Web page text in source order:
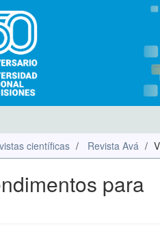
científicas Revista Avá
para